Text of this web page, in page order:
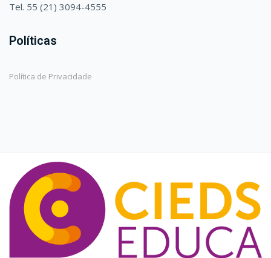
Tel. 55 (21) 3094-4555
Políticas
Política de Privacidade